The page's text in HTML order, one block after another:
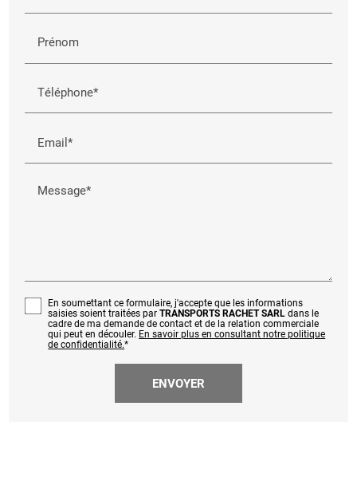
Prénom
Téléphone*
Email*
Message*
En soumettant ce formulaire, j'accepte que les informations
saisies soient traitées parTRANSPORTS RACHET SARLdans le
cadre de ma demande de contact et de la relation commerciale
qui peut en découler. En savoir plus en consultant notre politique
de confidentialité.*